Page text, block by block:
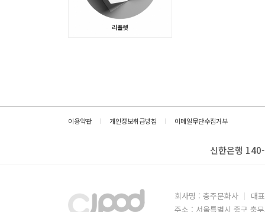
이용약관 개인정보취급방침 이메일무단수집거부
신한은행
회사명 : 충주문화사
대
주소 : 서울특별시 중구 충